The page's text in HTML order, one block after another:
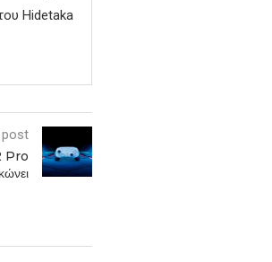
Hidetaka
Pro